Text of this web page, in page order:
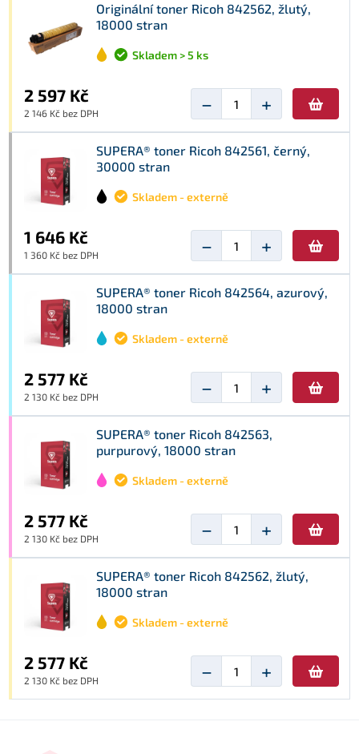
Originální toner Ricoh 842562, žlutý,
18000 stran
Skladem > 5 ks
2 597 Kč
2 146 Kč bez DPH − +
SUPERA® toner Ricoh 842561, černý,
30000 stran
Skladem - externě
1 646 Kč
1 360 Kč bez DPH − +
SUPERA® toner Ricoh 842564, azurový,
18000 stran
Skladem - externě
2 577 Kč
2 130 Kč bez DPH − +
SUPERA® toner Ricoh 842563,
purpurový, 18000 stran
Skladem - externě
2 577 Kč
2 130 Kč bez DPH − +
SUPERA® toner Ricoh 842562, žlutý,
18000 stran
Skladem - externě
2 577 Kč
2 130 Kč bez DPH − +